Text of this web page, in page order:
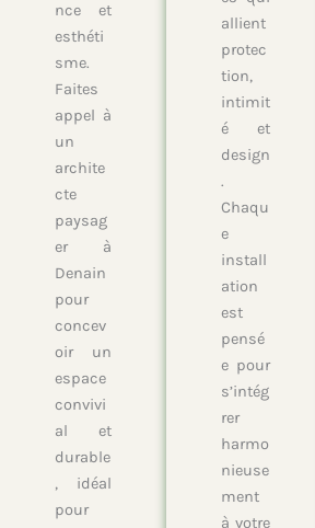
nce et
esthéti
sme.
Faites
appel à
un
archite
cte
paysag
er à
Denain
pour
concev
oir un
espace
convivi
al et
durable
, idéal
pour
allient
protec
tion,
intimit
é et
design
.
Chaqu
e
install
ation
est
pensé
e pour
s’intég
rer
harmo
nieuse
ment
à votre